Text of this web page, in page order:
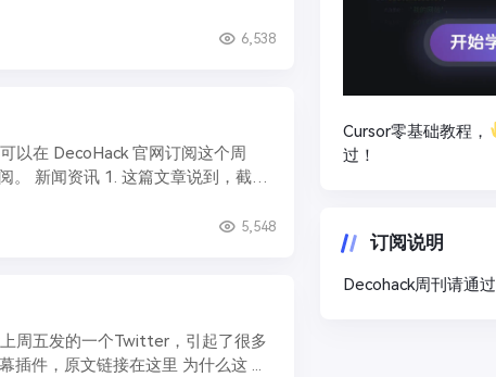
6,538
以在 DecoHack 官网订阅这个周
。 新闻资讯 1. 这篇文章说到，截止
5,548
周五发的一个Twitter，引起了很多
插件，原文链接在这里 为什么这 ...
Cursor零基础教程，
过！
订阅说明
Decohack周刊请通过